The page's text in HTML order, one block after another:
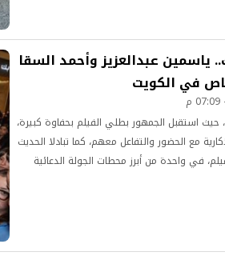
عبدالعزيز وأحمد السقا
في الكويت
حيث استقبل الجمهور بطلي الفيلم بحفاوة كبيرة،
مع الحضور والتفاعل معهم، كما تبادلا الحديث
في واحدة من أبرز محطات الجولة الدعائية